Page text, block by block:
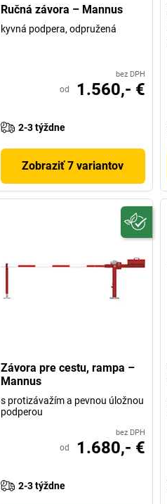
Ručná závora – Mannus
kyvná podpera, odpružená
bez DPH
od 1.560,- €
2-3 týždne
Zobraziť 7 variantov
Závora pre cestu, rampa –
Mannus
s protizávažím a pevnou úložnou
podperou
bez DPH
od 1.680,- €
2-3 týždne